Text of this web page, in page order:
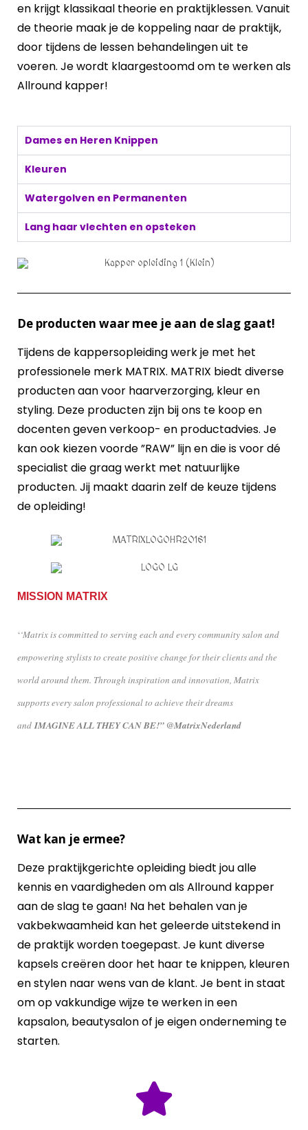
en krijgt klassikaal theorie en praktijklessen. Vanuit
de theorie maak je de koppeling naar de praktijk,
door tijdens de lessen behandelingen uit te
voeren. Je wordt klaargestoomd om te werken als
Allround kapper!
Dames en Heren Knippen
Kleuren
Watergolven en Permanenten
Lang haar vlechten en opsteken
De producten waar mee je aan de slag gaat!
Tijdens de kappersopleiding werk je met het
professionele merk MATRIX. MATRIX biedt diverse
producten aan voor haarverzorging, kleur en
styling. Deze producten zijn bij ons te koop en
docenten geven verkoop- en productadvies. Je
kan ook kiezen voorde ”RAW” lijn en die is voor dé
specialist die graag werkt met natuurlijke
producten. Jij maakt daarin zelf de keuze tijdens
de opleiding!
MISSION MATRIX
‘‘Matrix is committed to serving each and every community salon and
empowering stylists to create positive change for their clients and the
world around them. Through inspiration and innovation, Matrix
supports every salon professional to achieve their dreams
and IMAGINE ALL THEY CAN BE!” @MatrixNederland
Wat kan je ermee?
Deze praktijkgerichte opleiding biedt jou alle
kennis en vaardigheden om als Allround kapper
aan de slag te gaan! Na het behalen van je
vakbekwaamheid kan het geleerde uitstekend in
de praktijk worden toegepast. Je kunt diverse
kapsels creëren door het haar te knippen, kleuren
en stylen naar wens van de klant. Je bent in staat
om op vakkundige wijze te werken in een
kapsalon, beautysalon of je eigen onderneming te
starten.